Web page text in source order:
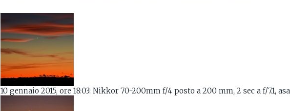
10 gennaio 2015, ore 18:03: Nikkor 70-200mm f/4 posto a 200 mm, 2 sec a f/7.1,